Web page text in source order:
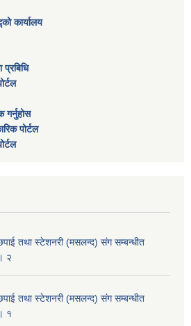
कार्यालय
गर्नुहोस
पोर्टल
छपाई तथा स्टेशनरी (मसलन्द) संग सम्बन्धीत
२
छपाई तथा स्टेशनरी (मसलन्द) संग सम्बन्धीत
१